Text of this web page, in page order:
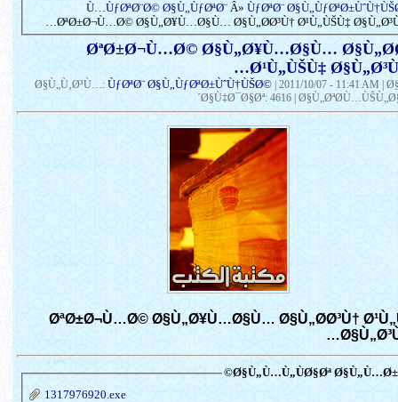
Ù…ÙƒØªØ¨Ø© Ø§Ù„ÙƒØªØ¨ Â» ÙƒØªØ¨
ØªØ±Ø¬Ù…Ø© Ø§Ù„Ø¥Ù…Ø§Ù… Ø§Ù„Ø­Ø³Ù† Ø¹Ù„ÙŠÙ‡
ØªØ±Ø¬Ù…Ø© Ø§Ù„Ø¥Ù…Ø§Ù…
Ø¹Ù„ÙŠÙ‡
Ø§Ù„Ù‚Ø³Ù…: ÙƒØªØ¨ Ø§Ù„ÙƒØªØ±ÙˆÙ†ÙŠØ© 2011/10/07 - 11:41 AM |
´Ø§Ù‡Ø¯Ø§Øª: 4616 |
ØªØ±Ø¬Ù…Ø© Ø§Ù„Ø¥Ù…Ø§Ù… Ø§Ù„Ø­Ø³Ù†
Ø§Ù„Ù…Ù„ÙØ§Øª
1317976920.exe